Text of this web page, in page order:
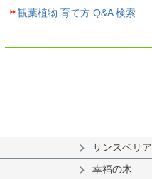
観葉植物 育て方 Q&A 検索
サンスベリア
幸福の木